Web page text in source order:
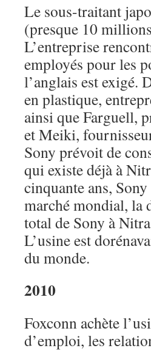
Le sous-traitant
(presque 10
L’entreprise
employés pour les
l’anglais est exigé.
en plastique,
ainsi que Farguell,
et Meiki,
Sony prévoit de
qui existe déjà à
cinquante ans,
marché mondial, la
total de Sony à
L’usine est
du monde.
2010
Foxconn achète
d’emploi, les